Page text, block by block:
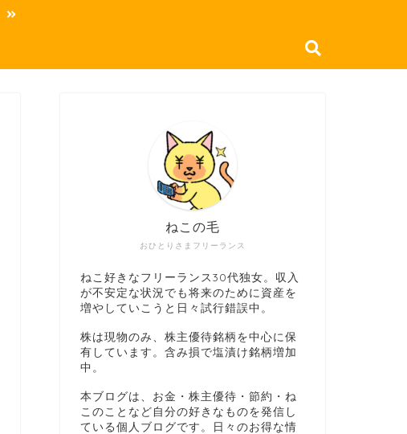
おひとりさまフリーランス
ねこの毛
ねこ好きなフリーランス30代独女。収入
が不安定な状況でも将来のために資産を
増やしていこうと日々試行錯誤中。
株は現物のみ、株主優待銘柄を中心に保
有しています。含み損で塩漬け銘柄増加
中。
本ブログは、お金・株主優待・節約・ね
このことなど自分の好きなものを発信し
ている個人ブログです。日々のお得な情